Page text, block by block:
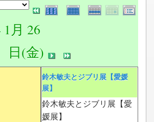
1月 26
日(金)
鈴木敏夫とジブリ展【愛媛
展】
鈴木敏夫とジブリ展【愛
媛展】